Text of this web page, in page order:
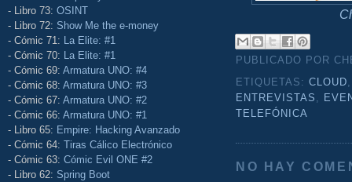
- Libro 73: OSINT
- Libro 72: Show Me the e-money
- Cómic 71: La Elite: #1
- Cómic 70: La Elite: #1
- Cómic 69: Armatura UNO: #4
- Cómic 68: Armatura UNO: #3
- Cómic 67: Armatura UNO: #2
- Cómic 66: Armatura UNO: #1
- Libro 65: Empire: Hacking Avanzado
- Cómic 64: Tiras Cálico Electrónico
- Cómic 63: Cómic Evil ONE #2
- Libro 62: Spring Boot
PUBLICADO POR
ETIQUETAS:CLOUD
ENTREVISTAS
TELEFÓNICA
NO HAY